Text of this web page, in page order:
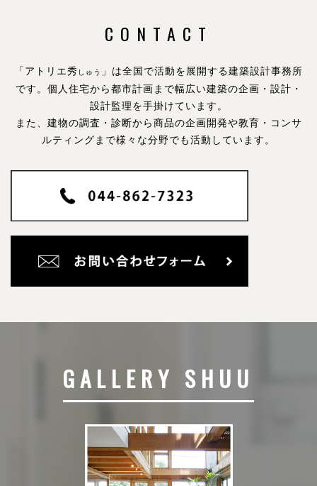
CONTACT
「アトリエ秀 しゅう
」は全国で活動を展開する建築設計事務所
です。 個人住宅から都市計画まで幅広い建築の企画・設計・
設計監理を手掛けています。
また、建物の調査・診断から商品の企画開発や教育・コンサ
ルティングまで様々な分野でも活動しています。
GALLERY SHUU